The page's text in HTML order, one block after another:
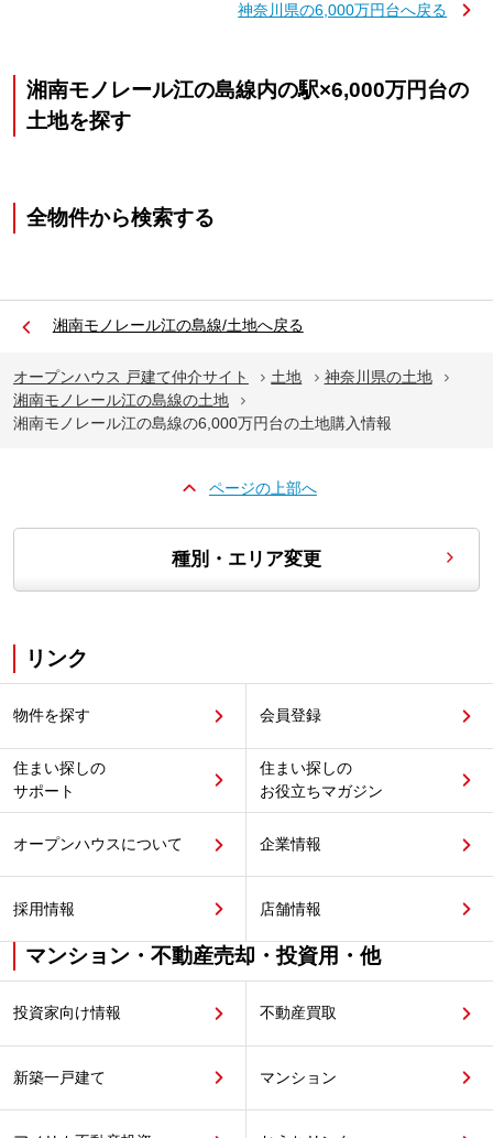
神奈川県の6,000万円台へ戻る
湘南モノレール江の島線内の駅×6,000万円台の
土地を探す
全物件から検索する
湘南モノレール江の島線/土地へ戻る
オープンハウス 戸建て仲介サイト 土地
神奈川県の土地
湘南モノレール江の島線の土地
湘南モノレール江の島線の6,000万円台の土地購入情報
ページの上部へ
種別・エリア変更
リンク
物件を探す 会員登録
住まい探しの
サポート
住まい探しの
お役立ちマガジン
オープンハウスについて 企業情報
採用情報 店舗情報
マンション・不動産売却・投資用・他
投資家向け情報 不動産買取
新築一戸建て マンション